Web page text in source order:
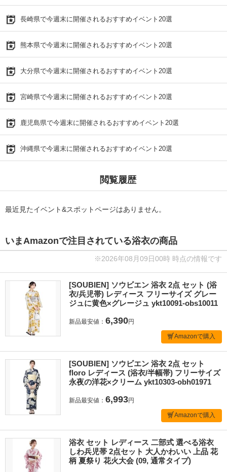
長崎県で今週末に開催されるおすすめイベント20選
熊本県で今週末に開催されるおすすめイベント20選
大分県で今週末に開催されるおすすめイベント20選
宮崎県で今週末に開催されるおすすめイベント20選
鹿児島県で今週末に開催されるおすすめイベント20選
沖縄県で今週末に開催されるおすすめイベント20選
閲覧履歴
最近見たイベント&スポットページはありません。
いまAmazonで注目されている浴衣の商品
※2026年08月09日00時 時点の情報です
[SOUBIEN] ソウビエン 浴衣 2点 セット (浴
衣/兵児帯) レディース フリーサイズ グレー
ジュに黄色×グレージュ ykt10091-obs10011
新品最安値： 6,390円
Amazonで購入
[SOUBIEN] ソウビエン 浴衣 2点 セット
floro レディース (浴衣/半幅帯) フリーサイズ
永夜の洋花×クリーム ykt10303-obh01971
新品最安値： 6,993円
Amazonで購入
浴衣 セット レディース 二部式 選べる浴衣
しわ兵児帯 2点セット 大人かわいい 上品 花
柄 夏祭り 花火大会 (09, 通常タイプ)